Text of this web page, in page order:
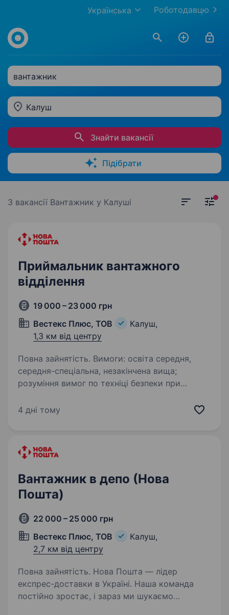
Роботодавцю
Українська
вантажник
Калуш
Знайти вакансії
Підібрати
3 вакансії Вантажник у Калуші
Приймальник вантажного
відділення
19 000 – 23 000 грн
Вестекс Плюс, ТОВ
Калуш,
1,3 км від центру
Повна зайнятість. Вимоги: освіта середня,
середня-спеціальна, незакінчена вища;
розуміння вимог по техніці безпеки при
розвантажувальних робіт; вміння виконувати
4 дні тому
Вантажник в депо (Нова
Пошта)
22 000 – 25 000 грн
Вестекс Плюс, ТОВ
Калуш,
2,7 км від центру
Повна зайнятість. Нова Пошта — лідер
експрес-доставки в Україні. Наша команда
постійно зростає, і зараз ми шукаємо